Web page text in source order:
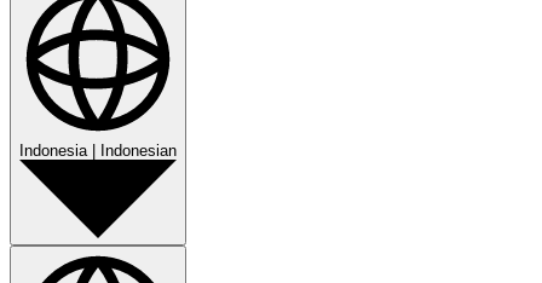
Indonesia| Indonesian